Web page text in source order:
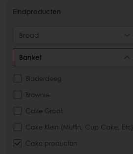
Eindproducten
Brood
Banket
Bladerdeeg
Brownie
Cake Groot
Cake Klein (Muffin, Cup Cake, Etc)
Cake producten